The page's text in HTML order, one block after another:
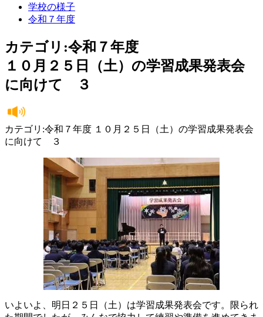
学校の様子
令和７年度
カテゴリ:令和７年度
１０月２５日（土）の学習成果発表会
に向けて ３
カテゴリ:令和７年度 １０月２５日（土）の学習成果発表会
に向けて ３
いよいよ、明日２５日（土）は学習成果発表会です。限られ